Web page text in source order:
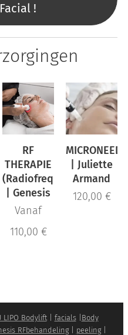
!
RF
THERAPIE
(Radiofrequentie)
| Genesis
Vanaf
110,00 €
| Juliette
Armand
120,00 €
LIPO Bodylift| facials| Body
RFbehandeling| peeling|